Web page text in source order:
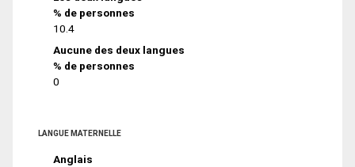
% de personnes
10.4
Aucune des deux langues
% de personnes
0
LANGUE MATERNELLE
Anglais